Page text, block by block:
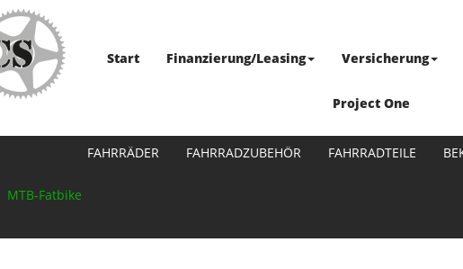
Start Finanzierung/Leasing Versicherung
Project One
FAHRRÄDER FAHRRADZUBEHÖR FAHRRADTEILE
MTB-Fatbike